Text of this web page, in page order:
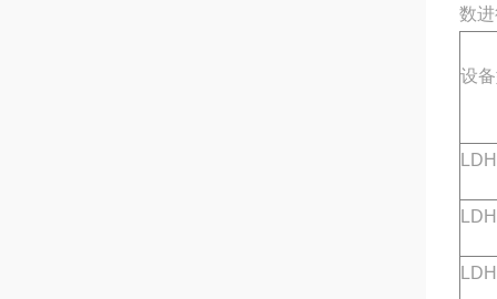
数
设